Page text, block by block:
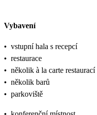
Vybavení
• vstupní hala s recepcí
• restaurace
• několik à la carte restaurací
• několik barů
• parkoviště